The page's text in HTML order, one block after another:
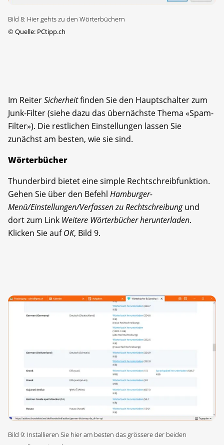
Bild 8: Hier gehts zu den Wörterbüchern
©Quelle: PCtipp.ch
Im ReiterSicherheitfinden Sie den Hauptschalter zum
Junk-Filter (siehe dazu das übernächste Thema «Spam-
Filter»). Die restlichen Einstellungen lassen Sie
zunächst am besten, wie sie sind.
Wörterbücher
Thunderbird bietet eine simple Rechtschreibfunktion.
Gehen Sie über den Befehl Hamburger-
Menü/Einstellungen/Verfassen zu Rechtschreibungund
dort zum Link Weitere Wörterbücher herunterladen.
Klicken Sie aufOK, Bild 9.
Bild 9: Installieren Sie hier am besten das grössere der beiden